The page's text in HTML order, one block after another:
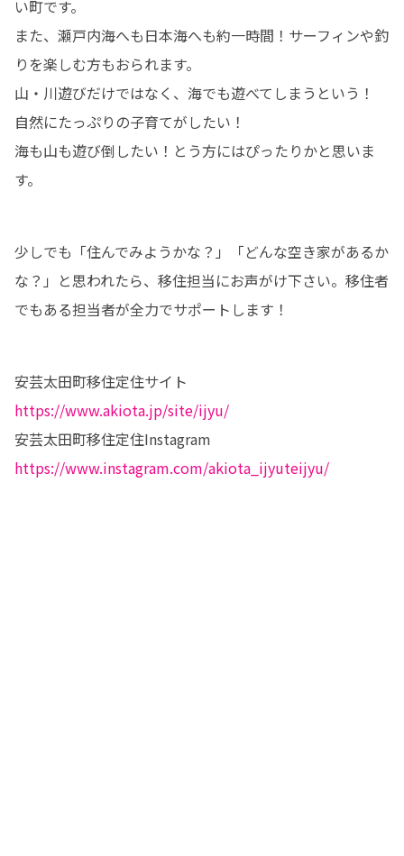
い町です。
また、瀬戸内海へも日本海へも約一時間！サーフィンや釣
りを楽しむ方もおられます。
山・川遊びだけではなく、海でも遊べてしまうという！
自然にたっぷりの子育てがしたい！
海も山も遊び倒したい！とう方にはぴったりかと思いま
す。
少しでも「住んでみようかな？」「どんな空き家があるか
な？」と思われたら、移住担当にお声がけ下さい。移住者
でもある担当者が全力でサポートします！
https://www.akiota.jp/site/ijyu/
https://www.instagram.com/akiota_ijyuteijyu/